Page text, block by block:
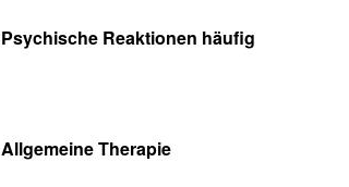
Psychische Reaktionen häufig
Allgemeine Therapie